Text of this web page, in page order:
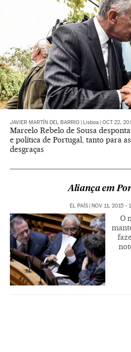
JAVIER MARTÍN DEL BARRIO Lisboa OCT 22,
Marcelo Rebelo de Sousa
e política de Portugal, tanto para
desgraças
Aliança em
EL PAÍS NOV 11, 2015 -
O